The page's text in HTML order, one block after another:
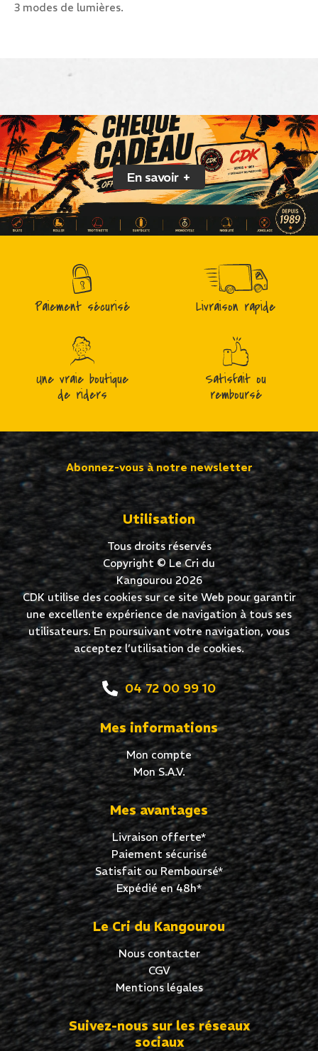
3 modes de lumières.
En savoir +
Paiement sécurisé Livraison rapide
Une vraie boutique
de riders
Satisfait ou
remboursé
Abonnez-vous à notre newsletter
Utilisation
Tous droits réservés
Copyright © Le Cri du
Kangourou 2026
CDK utilise des cookies sur ce site Web pour garantir
une excellente expérience de navigation à tous ses
utilisateurs. En poursuivant votre navigation, vous
acceptez l’utilisation de cookies.
04 72 00 99 10
Mes informations
Mon compte
Mon S.A.V.
Mes avantages
Livraison offerte*
Paiement sécurisé
Satisfait ou Remboursé*
Expédié en 48h*
Le Cri du Kangourou
Nous contacter
CGV
Mentions légales
Suivez-nous sur les réseaux
sociaux